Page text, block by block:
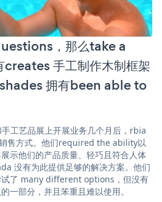
，那么take a
手工制作木制框架
拥有been able to
工艺品展上开展业务几个月后，rbia
售方式。他们required the ability以
示他们的产品质量、轻巧且符合人体
没有为此提供足够的解决方案。他们
了 many different options，但没有
一部分，并且笨重且难以使用。